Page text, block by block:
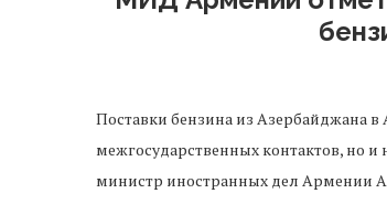
Поставки бензина из Азербайджана
межгосударственных контактов, но
министр иностранных дел Армении